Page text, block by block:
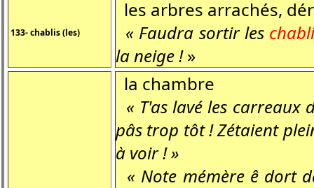
133- chablis (les)
les arbres arrachés,
« Faudra sortir les
la neige !»
la chambre
« T'as lavé les carreaux
pâs trop tôt ! Zétaient
à voir ! »
« Note mémère ê dort